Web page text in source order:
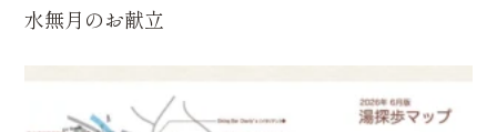
水無月のお献立